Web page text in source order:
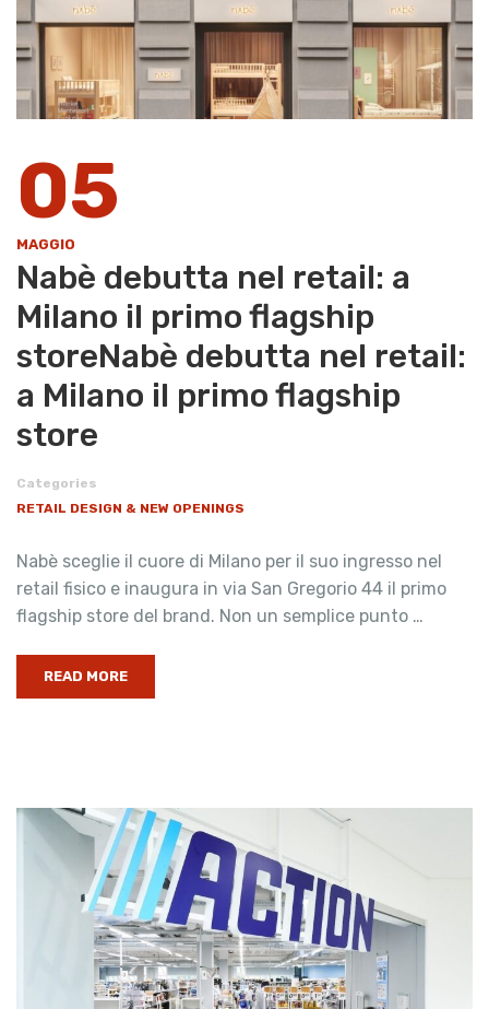
05
MAGGIO
Nabè debutta nel retail: a
Milano il primo flagship
storeNabè debutta nel retail:
a Milano il primo flagship
store
Categories
RETAIL DESIGN & NEW OPENINGS
Nabè sceglie il cuore di Milano per il suo ingresso nel
retail fisico e inaugura in via San Gregorio 44 il primo
flagship store del brand. Non un semplice punto …
READ MORE